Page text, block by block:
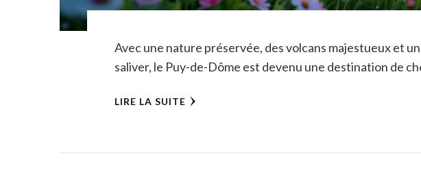
Avec une nature préservée, des volcans majestueux et
saliver, le Puy-de-Dôme est devenu une destination de
LIRE LA SUITE